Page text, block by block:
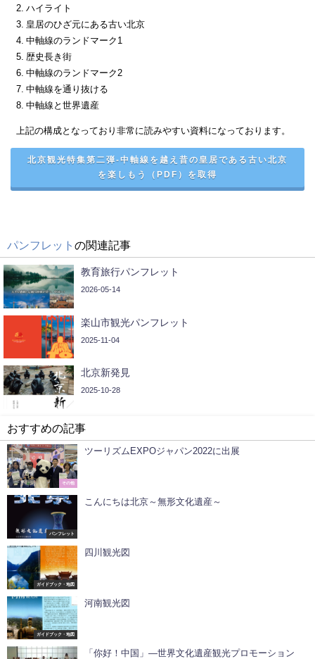
2. ハイライト
3. 皇居のひざ元にある古い北京
4. 中軸線のランドマーク1
5. 歴史長き街
6. 中軸線のランドマーク2
7. 中軸線を通り抜ける
8. 中軸線と世界遺産
上記の構成となっており非常に読みやすい資料になっております。
北京観光特集第二弾-中軸線を越え昔の皇居である古い北京
を楽しもう（PDF）を取得
パンフレット の関連記事
教育旅行パンフレット
2026-05-14
楽山市観光パンフレット
2025-11-04
北京新発見
2025-10-28
おすすめの記事
その他
ツーリズムEXPOジャパン2022に出展
パンフレット
こんにちは北京～無形文化遺産～
ガイドブック・地図
四川観光図
ガイドブック・地図
河南観光図
「你好！中国」―世界文化遺産観光プロモーション